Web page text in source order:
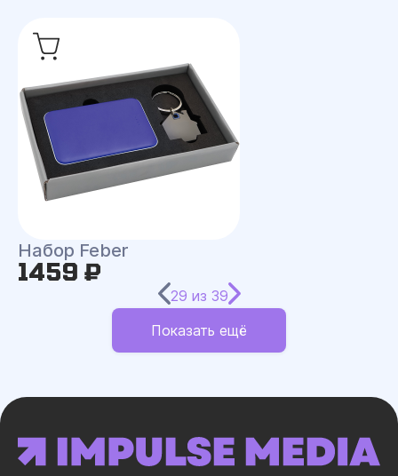
Набор Feber
1459 ₽
29 из 39
Показать ещё